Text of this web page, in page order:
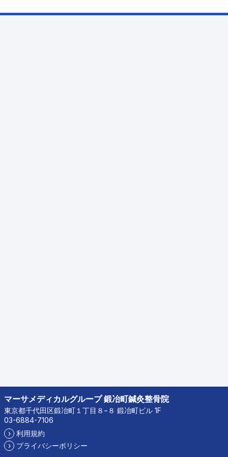
マーサメディカルグループ 鍛冶町鍼灸整骨院
東京都千代田区鍛冶町１丁目８−８ 鍛冶町ビル 1F
03-6884-7106
›
利用規約
›
プライバシーポリシー